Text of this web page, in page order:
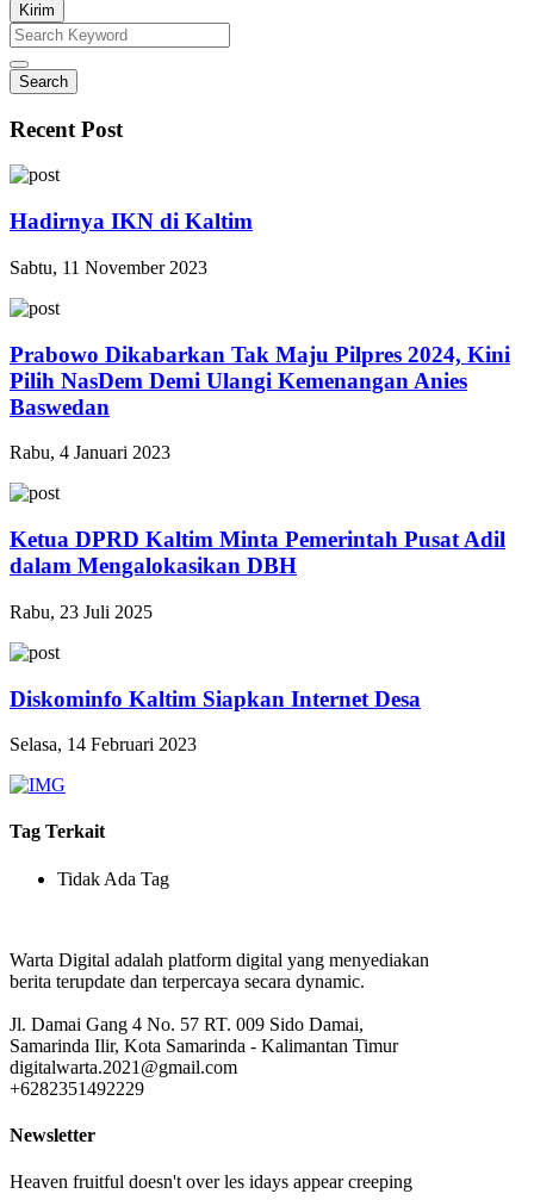
Kirim
Search
Recent Post
Hadirnya IKN di Kaltim
Sabtu, 11 November 2023
Prabowo Dikabarkan Tak Maju Pilpres 2024, Kini
Pilih NasDem Demi Ulangi Kemenangan Anies
Baswedan
Rabu, 4 Januari 2023
Ketua DPRD Kaltim Minta Pemerintah Pusat Adil
dalam Mengalokasikan DBH
Rabu, 23 Juli 2025
Diskominfo Kaltim Siapkan Internet Desa
Selasa, 14 Februari 2023
Tag Terkait
Tidak Ada Tag
Warta Digital adalah platform digital yang menyediakan
berita terupdate dan terpercaya secara dynamic.
Jl. Damai Gang 4 No. 57 RT. 009 Sido Damai,
Samarinda Ilir, Kota Samarinda - Kalimantan Timur
digitalwarta.2021@gmail.com
+6282351492229
Newsletter
Heaven fruitful doesn't over les idays appear creeping